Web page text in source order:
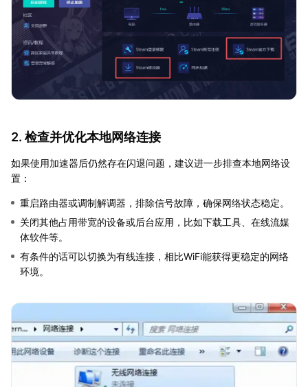
2. 检查并优化本地网络连接
如果使用加速器后仍然存在闪退问题，建议进一步排查本地网络设
置：
重启路由器或调制解调器，排除信号故障，确保网络状态稳定。
关闭其他占用带宽的设备或后台应用，比如下载工具、在线流媒
体软件等。
有条件的话可以切换为有线连接，相比WiFi能获得更稳定的网络
环境。